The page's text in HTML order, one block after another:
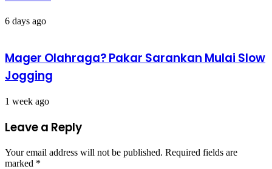
6 days ago
Mager Olahraga? Pakar Sarankan Mulai Slow
Jogging
1 week ago
Leave a Reply
Your email address will not be published. Required fields are
marked *